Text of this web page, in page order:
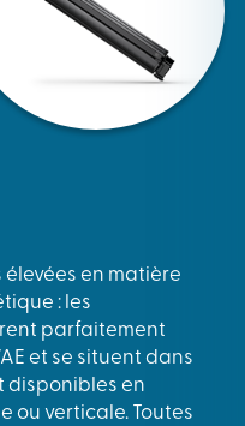
élevées en matière
: les
parfaitement
et se situent dans
disponibles en
ou verticale. Toutes